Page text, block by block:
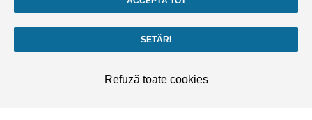
SETĂRI
Refuză toate cookies